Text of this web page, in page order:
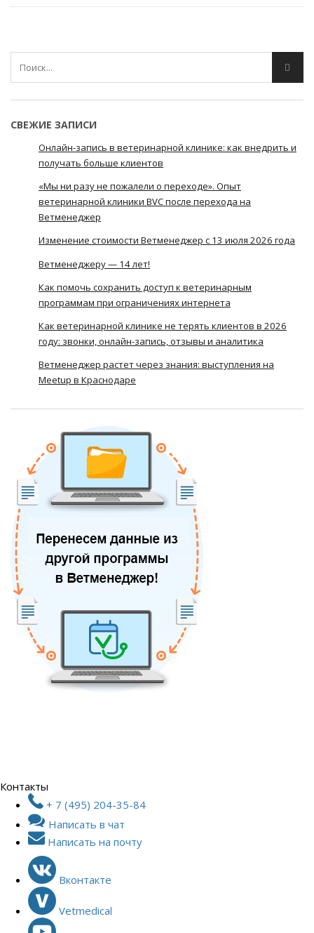
СВЕЖИЕ ЗАПИСИ
Онлайн-запись в ветеринарной клинике: как внедрить и
получать больше клиентов
«Мы ни разу не пожалели о переходе». Опыт
ветеринарной клиники BVC после перехода на
Ветменеджер
Изменение стоимости Ветменеджер с 13 июля 2026 года
Ветменеджеру — 14 лет!
Как помочь сохранить доступ к ветеринарным
программам при ограничениях интернета
Как ветеринарной клинике не терять клиентов в 2026
году: звонки, онлайн-запись, отзывы и аналитика
Ветменеджер растет через знания: выступления на
Meetup в Краснодаре
Контакты
+ 7 (495) 204-35-84
Написать в чат
Написать на почту
Вконтакте
Vetmedical